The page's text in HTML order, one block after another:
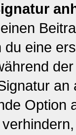
du eine
Option